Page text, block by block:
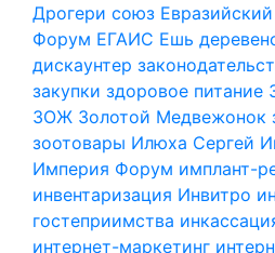
Дрогери союз
Форум ЕГАИС Ешь
дискаунтер
закупки здоровое питание
ЗОЖ Золотой Медвежонок
зоотовары Илюха Сергей
Империя Форум имплант-
инвентаризация Инвитро
гостеприимства
интернет-маркетинг